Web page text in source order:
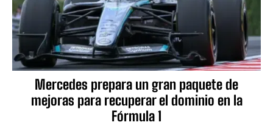
Mercedes prepara un gran paquete de
mejoras para recuperar el dominio en la
Fórmula 1